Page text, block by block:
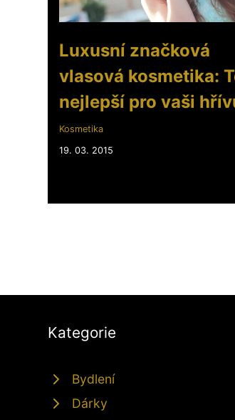
Luxusní značková
vlasová kosmetika:
nejlepší pro vaši
Kosmetika
19. 03. 2015
Kategorie
Bydlení
Dárky